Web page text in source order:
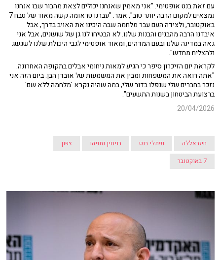
עם זאת בנט אופטימי. "אני מאמין שאנחנו יכולים לצאת מהבור שבו אנחנו
נמצאים למקום הרבה יותר טוב", אמר. "עברנו טראומה קשה מאוד של טבח 7
באוקטובר, ולצידה העם עבר מלחמה שבה היכינו את האויב בדרך, אבל
איבדנו הרבה מהבנים והבנות שלנו. לא הבטיחו לנו גן של שושנים, אבל אני
גאה במדינה שלנו ובעם המדהים, ומאוד אופטימי לגבי היכולת שלנו לשגשג
ולהצליח מחדש".
לקראת יום הזיכרון סיפר כי הגיע למאות ניחומי אבלים בתקופה האחרונה.
"אתה רואה את המשפחות ומבין את המשמעות של אובדן הבן. ביום הזה אני
נזכר בחברים שלי שנפלו בדור שלי, במה שהיה נקרא 'מלחמה ללא שם'
ברצועת הביטחון בשנות התשעים".
20/04/2026
חיזבאללה נפתלי בנט בנימין נתניהו
צפון
7 באוקטובר